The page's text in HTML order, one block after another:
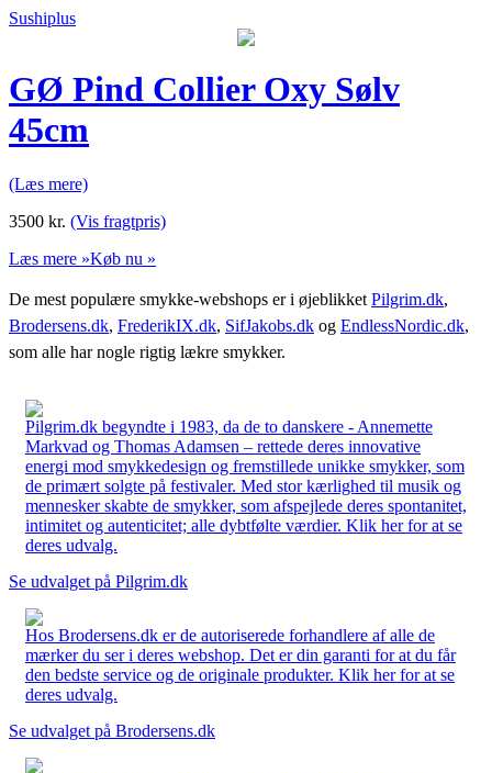
Sushiplus
GØ Pind Collier Oxy Sølv
45cm
(Læs mere)
3500 kr. (Vis fragtpris)
Læs mere »Køb nu »
De mest populære smykke-webshops er i øjeblikket Pilgrim.dk,
Brodersens.dk, FrederikIX.dk, SifJakobs.dk og EndlessNordic.dk,
som alle har nogle rigtig lækre smykker.
Pilgrim.dk begyndte i 1983, da de to danskere - Annemette
Markvad og Thomas Adamsen – rettede deres innovative
energi mod smykkedesign og fremstillede unikke smykker, som
de primært solgte på festivaler. Med stor kærlighed til musik og
mennesker skabte de smykker, som afspejlede deres spontanitet,
intimitet og autenticitet; alle dybtfølte værdier. Klik her for at se
deres udvalg.
Se udvalget på Pilgrim.dk
Hos Brodersens.dk er de autoriserede forhandlere af alle de
mærker du ser i deres webshop. Det er din garanti for at du får
den bedste service og de originale produkter. Klik her for at se
deres udvalg.
Se udvalget på Brodersens.dk